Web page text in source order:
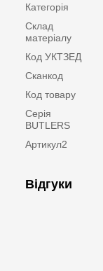
Категорія
Склад
матеріалу
Код УКТЗЕД
Сканкод
Код товару
Серія
BUTLERS
Артикул2
Відгуки